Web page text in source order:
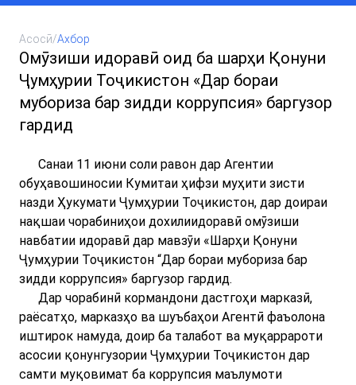
Асосӣ/Ахбор
Омӯзиши идоравӣ оид ба шарҳи Қонуни
Ҷумҳурии Тоҷикистон «Дар бораи
мубориза бар зидди коррупсия» баргузор
гардид
Санаи 11 июни соли равон дар Агентии
обуҳавошиносии Кумитаи ҳифзи муҳити зисти
назди Ҳукумати Ҷумҳурии Тоҷикистон, дар доираи
нақшаи чорабиниҳои дохилиидоравӣ омӯзиши
навбатии идоравӣ дар мавзӯи «Шарҳи Қонуни
Ҷумҳурии Тоҷикистон “Дар бораи мубориза бар
зидди коррупсия» баргузор гардид.
Дар чорабинӣ кормандони дастгоҳи марказӣ,
раёсатҳо, марказҳо ва шуъбаҳои Агентӣ фаъолона
иштирок намуда, доир ба талабот ва муқаррароти
асосии қонунгузории Ҷумҳурии Тоҷикистон дар
самти муқовимат ба коррупсия маълумоти